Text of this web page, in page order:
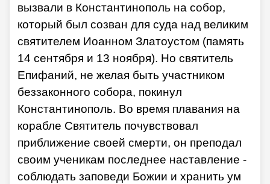
вызвали в Константинополь на собор,
который был созван для суда над великим
святителем Иоанном Златоустом (память
14 сентября и 13 ноября). Но святитель
Епифаний, не желая быть участником
беззаконного собора, покинул
Константинополь. Во время плавания на
корабле Святитель почувствовал
приближение своей смерти, он преподал
своим ученикам последнее наставление -
соблюдать заповеди Божии и хранить ум